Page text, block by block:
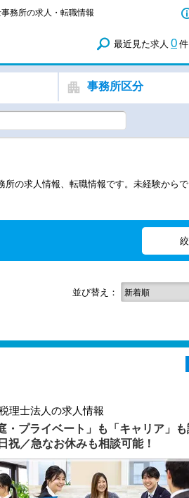
務所の求人・転職情報
最近見た求人 0 件
事務所区分
の求人情報、転職情報です。未経験から
並び替え：
理士法人の求人情報
・プライベート」も「キャリア」
祝／急なお休みも相談可能！